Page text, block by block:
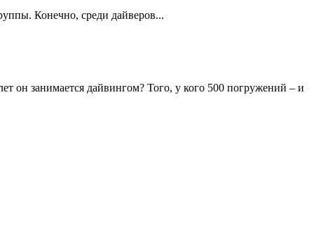
Конечно, среди дайверов...
он занимается дайвингом? Того, у кого 500 погружений – и